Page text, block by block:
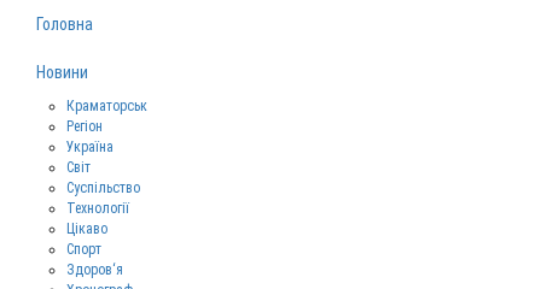
Головна
Новини
Краматорськ
Регіон
Україна
Світ
Суспільство
Технології
Цікаво
Спорт
Здоров‘я